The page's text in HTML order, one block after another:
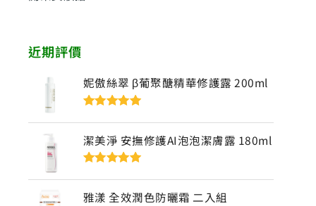
近期評價
妮傲絲翠 β葡聚醣精華修護露 200ml
5
潔美淨 安撫修護AI泡泡潔膚露 180ml
5
雅漾 全效潤色防曬霜 二入組